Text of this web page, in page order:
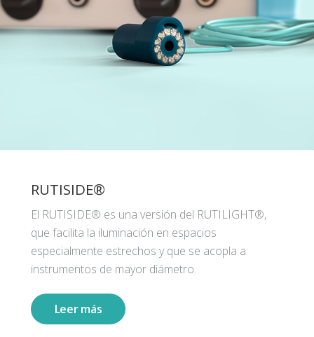
RUTISIDE®
El RUTISIDE® es una versión del RUTILIGHT®,
que facilita la iluminación en espacios
especialmente estrechos y que se acopla a
instrumentos de mayor diámetro.
Leer más